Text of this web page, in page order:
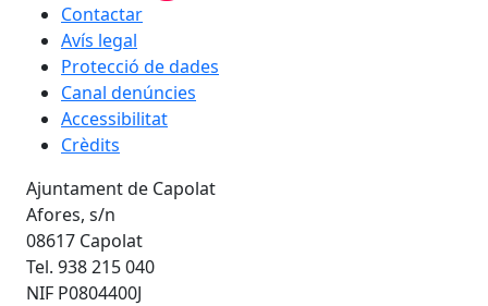
Contactar
Avís legal
Protecció de dades
Canal denúncies
Accessibilitat
Crèdits
Ajuntament de Capolat
Afores, s/n
08617 Capolat
Tel. 938 215 040
NIF P0804400J